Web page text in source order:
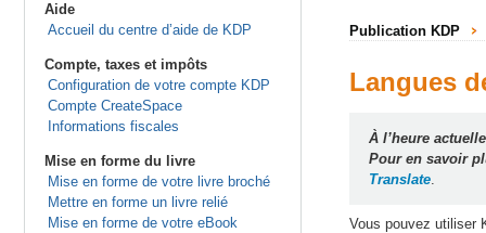
Aide
Accueil du centre d’aide de KDP
Compte, taxes et impôts
Configuration de votre compte KDP
Compte CreateSpace
Informations fiscales
Mise en forme du livre
Mise en forme de votre livre broché
Mettre en forme un livre relié
Mise en forme de votre eBook
Publication KDP
Langues
À l’heure
Pour en savoir
Translate.
Vous pouvez utiliser